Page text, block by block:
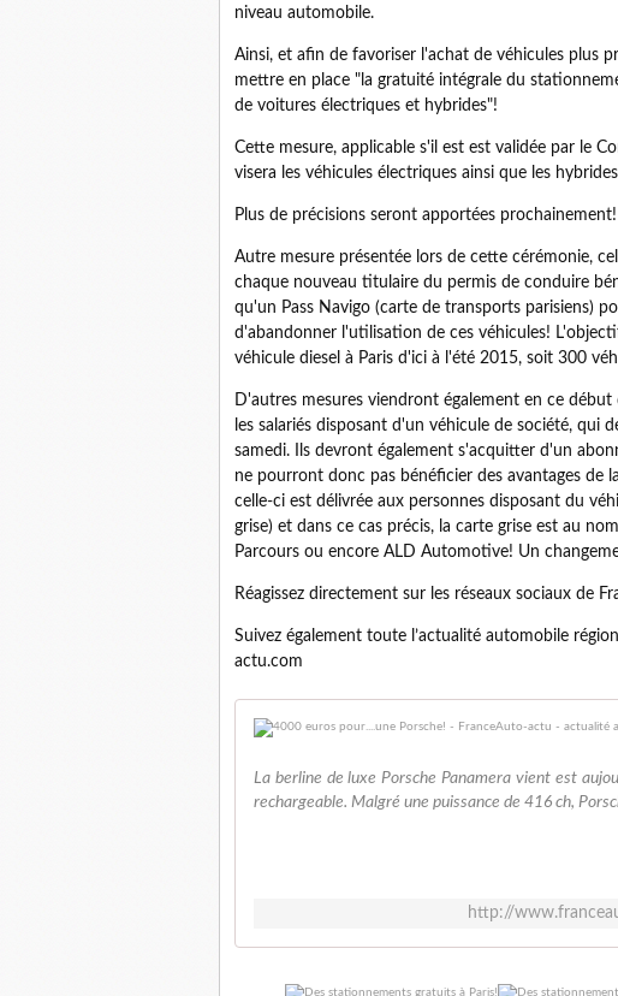
niveau automobile.
Ainsi, et afin de favoriser l'achat de véhicules plus
mettre en place "la gratuité intégrale du
de voitures électriques et hybrides"!
Cette mesure, applicable s'il est est validée par le
visera les véhicules électriques ainsi que les
Plus de précisions seront apportées prochainement!
Autre mesure présentée lors de cette cérémonie,
chaque nouveau titulaire du permis de conduire
qu'un Pass Navigo (carte de transports parisiens)
d'abandonner l'utilisation de ces véhicules!
véhicule diesel à Paris d'ici à l'été 2015, soit 300
D'autres mesures viendront également en ce
les salariés disposant d'un véhicule de société, qui
samedi. Ils devront également s'acquitter d'un
ne pourront donc pas bénéficier des avantages de
celle-ci est délivrée aux personnes disposant du
grise) et dans ce cas précis, la carte grise est au
Parcours ou encore ALD Automotive! Un
Réagissez directement sur les réseaux sociaux de
Suivez également toute l’actualité automobile
actu.com
La berline de luxe Porsche Panamera vient est
rechargeable. Malgré une puissance de 416 ch,
http://